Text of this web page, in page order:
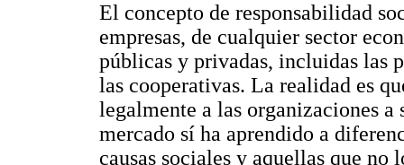
El concepto de responsabilidad
empresas, de cualquier sector
públicas y privadas, incluidas las
las cooperativas. La realidad es
legalmente a las organizaciones a
mercado sí ha aprendido a
causas sociales y aquellas que no